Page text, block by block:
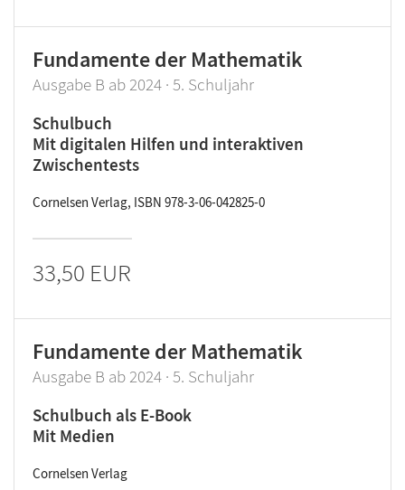
Fundamente der Mathematik
Ausgabe B ab 2024 · 5. Schuljahr
Schulbuch
Mit digitalen Hilfen und interaktiven
Zwischentests
Cornelsen Verlag, ISBN 978-3-06-042825-0
33,50 EUR
Fundamente der Mathematik
Ausgabe B ab 2024 · 5. Schuljahr
Schulbuch als E-Book
Mit Medien
Cornelsen Verlag